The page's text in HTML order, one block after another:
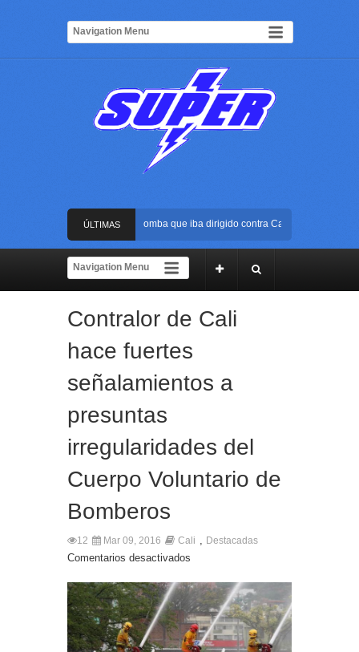
ÚLTIMAS
NOTICIAS
Frustran atentado con bus bomba que iba dirigido contra Cali durante la
La Arena USC será el escenario de la posesión presidencial de Abelardo de la
Rápida reacción policial evitó que presunto agresor escapara tras atacar a una
Frustran atentado con bus bomba que iba dirigido contra Cali durante la
Contralor de Cali
hace fuertes
señalamientos a
presuntas
irregularidades del
Cuerpo Voluntario de
Bomberos
12 Mar 09, 2016 Cali , Destacadas
Comentarios desactivados